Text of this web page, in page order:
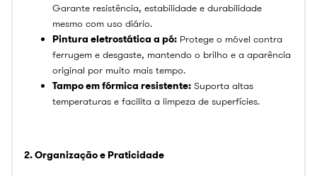
Garante resistência, estabilidade e durabilidade
mesmo com uso diário.
Pintura eletrostática a pó: Protege o móvel contra
ferrugem e desgaste, mantendo o brilho e a aparência
original por muito mais tempo.
Tampo em fórmica resistente: Suporta altas
temperaturas e facilita a limpeza de superfícies.
2. Organização e Praticidade